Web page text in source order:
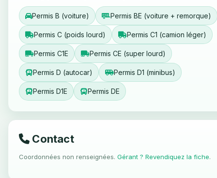
Permis B (voiture) Permis BE (voiture + remorque)
Permis C (poids lourd) Permis C1 (camion léger)
Permis C1E Permis CE (super lourd)
Permis D (autocar) Permis D1 (minibus)
Permis D1E Permis DE
Contact
Coordonnées non renseignées. Gérant ? Revendiquez la fiche.